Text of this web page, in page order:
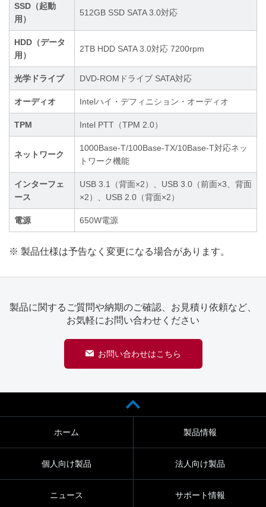
SSD（起動
用）
512GB SSD SATA 3.0対応
HDD（データ
用）
2TB HDD SATA 3.0対応 7200rpm
光学ドライブ DVD-ROMドライブ SATA対応
オーディオ Intelハイ・デフィニション・オーディオ
TPM Intel PTT（TPM 2.0）
ネットワーク
1000Base-T/100Base-TX/10Base-T対応ネッ
トワーク機能
インターフェ
ース
USB 3.1（背面×2）、USB 3.0（前面×3、背面
×2）、USB 2.0（背面×2）
電源 650W電源
※ 製品仕様は予告なく変更になる場合があります。
製品に関するご質問や納期のご確認、お見積り依頼など、
お気軽にお問い合わせください
お問い合わせはこちら
ホーム 製品情報
個人向け製品 法人向け製品
ニュース サポート情報